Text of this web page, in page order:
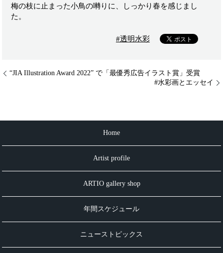
梅の枝に止まった小鳥の囀りに、しっかり春を感じまし
た。
#透明水彩
“JIA Illustration Award 2022” で「最優秀広告イラスト賞」受賞
#水彩画とエッセイ
Home
Artist profile
ARTIO gallery shop
年間スケジュール
ニューストピックス